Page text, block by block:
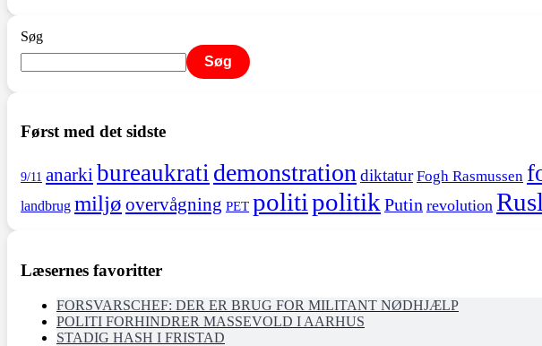
Søg
Søg
Først med det sidste
9/11 anarki bureaukrati demonstration diktatur Fogh Rasmussen
landbrug miljø overvågning PET politipolitik Putin revolution
Læsernes favoritter
FORSVARSCHEF: DER ER BRUG FOR MILITANT NØDHJÆLP
POLITI FORHINDRER MASSEVOLD I AARHUS
STADIG HASH I FRISTAD